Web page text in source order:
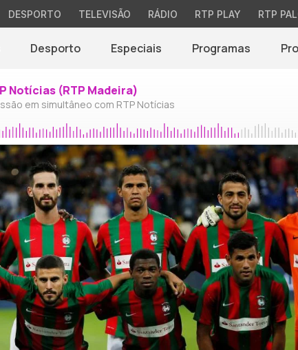
DESPORTO TELEVISÃO RÁDIO RTP PLAY RTP
Desporto Especiais Programas
Notícias (RTP Madeira)
em simultâneo com RTP Notícias